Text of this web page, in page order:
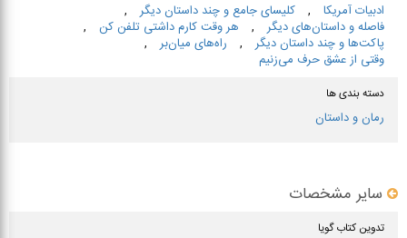
ادبیات آمریكا , كلیسای جامع و چند داستان دیگر
,
فاصله و داستان‌های دیگر
, هر وقت كارم داشتی تلفن كن
,
پاكت‌ها و چند داستان دیگر
, راه‌های میان‌بر
,
وقتی از عشق حرف می‌زنیم
دسته بندی ها
رمان و داستان
سایر مشخصات
تدوین کتاب گویا